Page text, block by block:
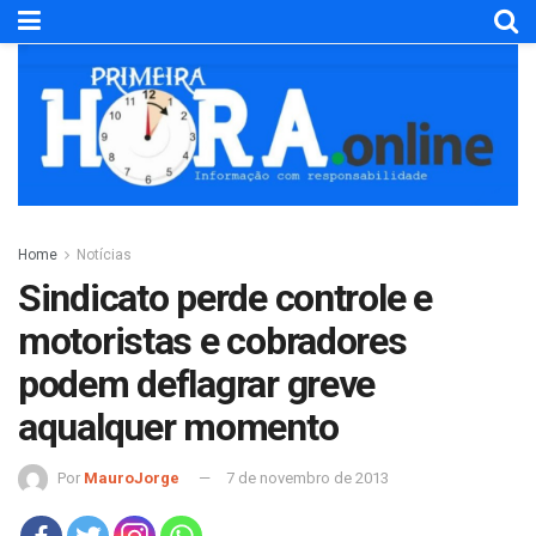
Home Notícias
Sindicato perde controle e
motoristas e cobradores
podem deflagrar greve
aqualquer momento
Por MauroJorge 7 de novembro de 2013